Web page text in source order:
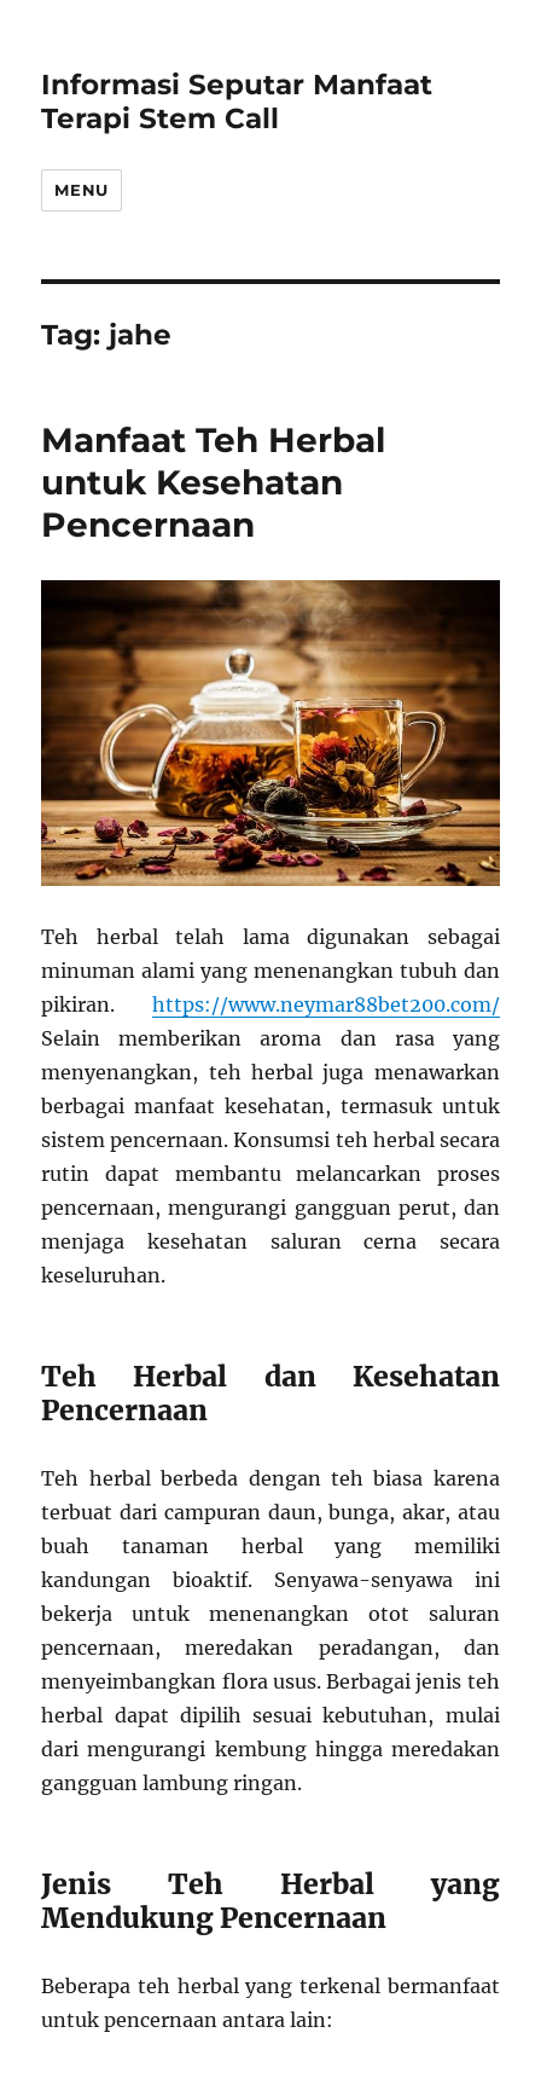
Informasi Seputar Manfaat
Terapi Stem Call
MENU
Tag: jahe
Manfaat Teh Herbal
untuk Kesehatan
Pencernaan
Teh herbal telah lama digunakan sebagai
minuman alami yang menenangkan tubuh dan
pikiran. https://www.neymar88bet200.com/
Selain memberikan aroma dan rasa yang
menyenangkan, teh herbal juga menawarkan
berbagai manfaat kesehatan, termasuk untuk
sistem pencernaan. Konsumsi teh herbal secara
rutin dapat membantu melancarkan proses
pencernaan, mengurangi gangguan perut, dan
menjaga kesehatan saluran cerna secara
keseluruhan.
Teh Herbal dan Kesehatan
Pencernaan
Teh herbal berbeda dengan teh biasa karena
terbuat dari campuran daun, bunga, akar, atau
buah tanaman herbal yang memiliki
kandungan bioaktif. Senyawa-senyawa ini
bekerja untuk menenangkan otot saluran
pencernaan, meredakan peradangan, dan
menyeimbangkan flora usus. Berbagai jenis teh
herbal dapat dipilih sesuai kebutuhan, mulai
dari mengurangi kembung hingga meredakan
gangguan lambung ringan.
Jenis Teh Herbal yang
Mendukung Pencernaan
Beberapa teh herbal yang terkenal bermanfaat
untuk pencernaan antara lain: